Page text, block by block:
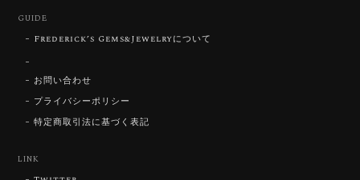
GUIDE
Frederick’s Gems&Jewelryについて
お問い合わせ
プライバシーポリシー
特定商取引法に基づく表記
LINK